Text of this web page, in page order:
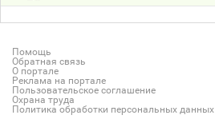
Помощь
Обратная связь
О портале
Реклама на портале
Пользовательское соглашение
Охрана труда
Политика обработки персональных данных